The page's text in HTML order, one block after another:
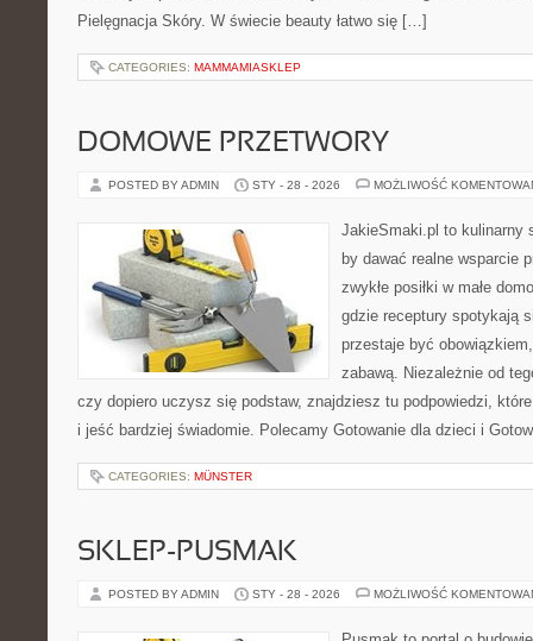
Pielęgnacja Skóry. W świecie beauty łatwo się […]
CATEGORIES: MAMMAMIASKLEP
DOMOWE PRZETWORY
POSTED BY ADMIN STY - 28 - 2026 MOŻLIWOŚĆ
JakieSmaki.pl to kulinarny
by dawać realne wsparcie
zwykłe posiłki w małe
gdzie receptury spotykają
przestaje być
zabawą. Niezależnie od
czy dopiero uczysz się podstaw, znajdziesz tu podpowiedzi,
i jeść bardziej świadomie. Polecamy Gotowanie dla dzieci i
CATEGORIES: MÜNSTER
SKLEP-PUSMAK
POSTED BY ADMIN STY - 28 - 2026 MOŻLIWOŚĆ